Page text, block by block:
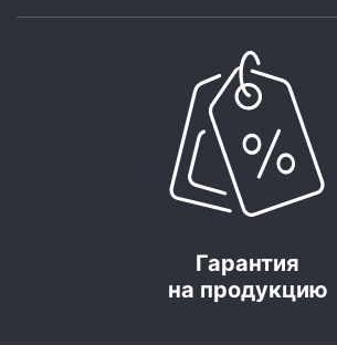
Гарантия
на продукцию